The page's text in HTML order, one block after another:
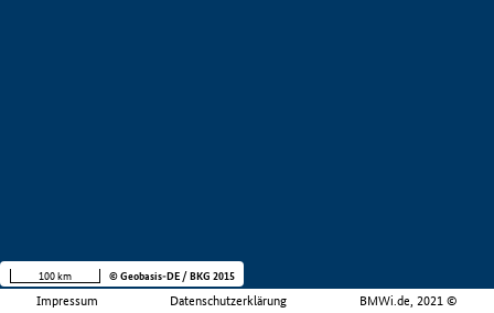
Impressum Datenschutzerklärung BMWi.de, 2021 ©
100 km © Geobasis-DE / BKG 2015